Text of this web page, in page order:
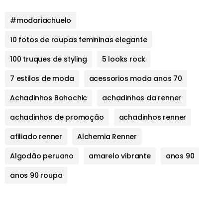
#modariachuelo
10 fotos de roupas femininas elegante
100 truques de styling
5 looks rock
7 estilos de moda
acessorios moda anos 70
Achadinhos Bohochic
achadinhos da renner
achadinhos de promoção
achadinhos renner
afiliado renner
Alchemia Renner
Algodão peruano
amarelo vibrante
anos 90
anos 90 roupa